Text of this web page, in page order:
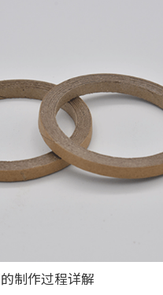
制作过程详解